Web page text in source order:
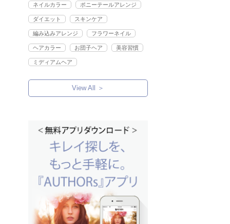
ネイルカラー ポニーテールアレンジ
ダイエット スキンケア
編み込みアレンジ フラワーネイル
ヘアカラー お団子ヘア 美容習慣
ミディアムヘア
View All ＞